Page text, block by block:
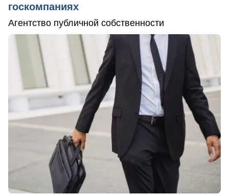
госкомпаниях
Агентство публичной собственности